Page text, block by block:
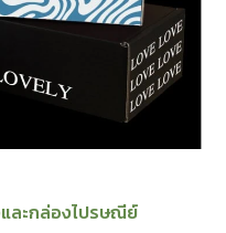
ละกล่องไปรษณีย์